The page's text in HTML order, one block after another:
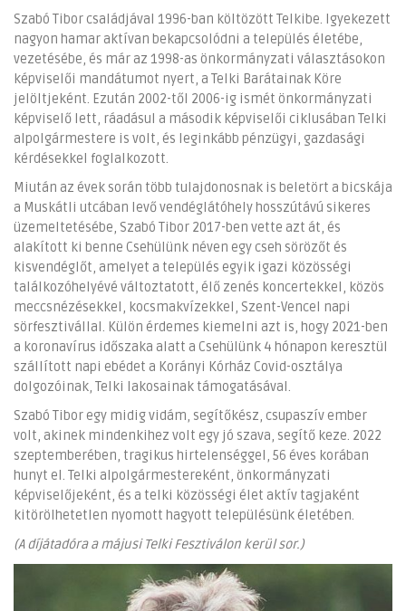
Szabó Tibor családjával 1996-ban költözött Telkibe. Igyekezett
nagyon hamar aktívan bekapcsolódni a település életébe,
vezetésébe, és már az 1998-as önkormányzati választásokon
képviselői mandátumot nyert, a Telki Barátainak Köre
jelöltjeként. Ezután 2002-től 2006-ig ismét önkormányzati
képviselő lett, ráadásul a második képviselői ciklusában Telki
alpolgármestere is volt, és leginkább pénzügyi, gazdasági
kérdésekkel foglalkozott.
Miután az évek során több tulajdonosnak is beletört a bicskája
a Muskátli utcában levő vendéglátóhely hosszútávú sikeres
üzemeltetésébe, Szabó Tibor 2017-ben vette azt át, és
alakított ki benne Csehülünk néven egy cseh sörözőt és
kisvendéglőt, amelyet a település egyik igazi közösségi
találkozóhelyévé változtatott, élő zenés koncertekkel, közös
meccsnézésekkel, kocsmakvízekkel, Szent-Vencel napi
sörfesztivállal. Külön érdemes kiemelni azt is, hogy 2021-ben
a koronavírus időszaka alatt a Csehülünk 4 hónapon keresztül
szállított napi ebédet a Korányi Kórház Covid-osztálya
dolgozóinak, Telki lakosainak támogatásával.
Szabó Tibor egy midig vidám, segítőkész, csupaszív ember
volt, akinek mindenkihez volt egy jó szava, segítő keze. 2022
szeptemberében, tragikus hirtelenséggel, 56 éves korában
hunyt el. Telki alpolgármestereként, önkormányzati
képviselőjeként, és a telki közösségi élet aktív tagjaként
kitörölhetetlen nyomott hagyott településünk életében.
(A díjátadóra a májusi Telki Fesztiválon kerül sor.)